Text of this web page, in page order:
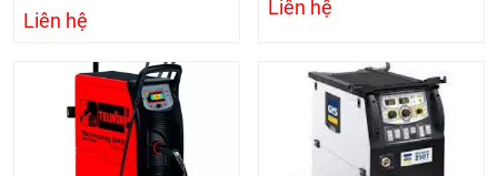
Liên hệ
Liên hệ